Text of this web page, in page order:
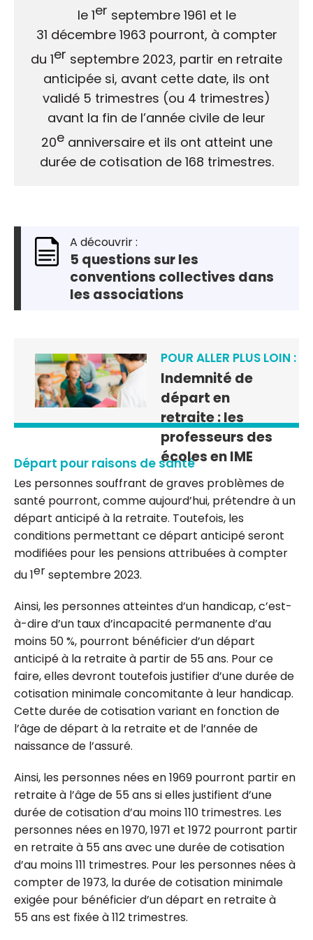
le 1er septembre 1961 et le
31 décembre 1963 pourront, à compter
du 1er septembre 2023, partir en retraite
anticipée si, avant cette date, ils ont
validé 5 trimestres (ou 4 trimestres)
avant la fin de l’année civile de leur
20eanniversaire et ils ont atteint une
durée de cotisation de 168 trimestres.
A découvrir :
5 questions sur les
conventions collectives dans
les associations
POUR ALLER PLUS LOIN :
Indemnité de
départ en
retraite : les
professeurs des
écoles en IME
Départ pour raisons de santé
Les personnes souffrant de graves problèmes de
santé pourront, comme aujourd’hui, prétendre à un
départ anticipé à la retraite. Toutefois, les
conditions permettant ce départ anticipé seront
modifiées pour les pensions attribuées à compter
du 1erseptembre 2023.
Ainsi, les personnes atteintes d’un handicap, c’est-
à-dire d’un taux d’incapacité permanente d’au
moins 50 %, pourront bénéficier d’un départ
anticipé à la retraite à partir de 55 ans. Pour ce
faire, elles devront toutefois justifier d’une durée de
cotisation minimale concomitante à leur handicap.
Cette durée de cotisation variant en fonction de
l’âge de départ à la retraite et de l’année de
naissance de l’assuré.
Ainsi, les personnes nées en 1969 pourront partir en
retraite à l’âge de 55 ans si elles justifient d’une
durée de cotisation d’au moins 110 trimestres. Les
personnes nées en 1970, 1971 et 1972 pourront partir
en retraite à 55 ans avec une durée de cotisation
d’au moins 111 trimestres. Pour les personnes nées à
compter de 1973, la durée de cotisation minimale
exigée pour bénéficier d’un départ en retraite à
55 ans est fixée à 112 trimestres.